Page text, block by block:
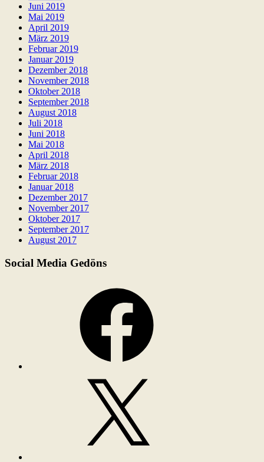
Juni 2019
Mai 2019
April 2019
März 2019
Februar 2019
Januar 2019
Dezember 2018
November 2018
Oktober 2018
September 2018
August 2018
Juli 2018
Juni 2018
Mai 2018
April 2018
März 2018
Februar 2018
Januar 2018
Dezember 2017
November 2017
Oktober 2017
September 2017
August 2017
Social Media Gedöns